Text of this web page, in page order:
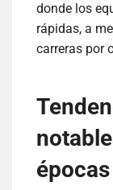
donde los
rápidas, a
carreras por
épocas